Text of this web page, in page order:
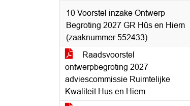
10 Voorstel inzake Ontwerp
Begroting 2027 GR Hûs en Hiem
(zaaknummer 552433)
Raadsvoorstel
ontwerpbegroting 2027
adviescommissie Ruimtelijke
Kwaliteit Hus en Hiem